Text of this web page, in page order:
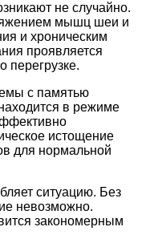
не случайно.
мышц шеи и
и хроническим
проявляется
перегрузке.
с памятью
в режиме
истощение
для нормальной
ситуацию. Без
невозможно.
закономерным